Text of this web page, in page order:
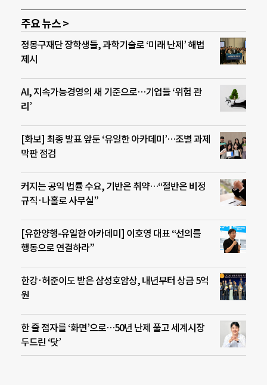
주요 뉴스 >
정몽구재단 장학생들, 과학기술로 ‘미래 난제’ 해법
제시
AI, 지속가능경영의 새 기준으로…기업들 ‘위험 관
리’
[화보] 최종 발표 앞둔 ‘유일한 아카데미’…조별 과제
막판 점검
커지는 공익 법률 수요, 기반은 취약…“절반은 비정
규직·나홀로 사무실”
[유한양행-유일한 아카데미] 이호영 대표 “선의를
행동으로 연결하라”
한강·허준이도 받은 삼성호암상, 내년부터 상금 5억
원
한 줄 점자를 ‘화면’으로…50년 난제 풀고 세계시장
두드린 ‘닷’